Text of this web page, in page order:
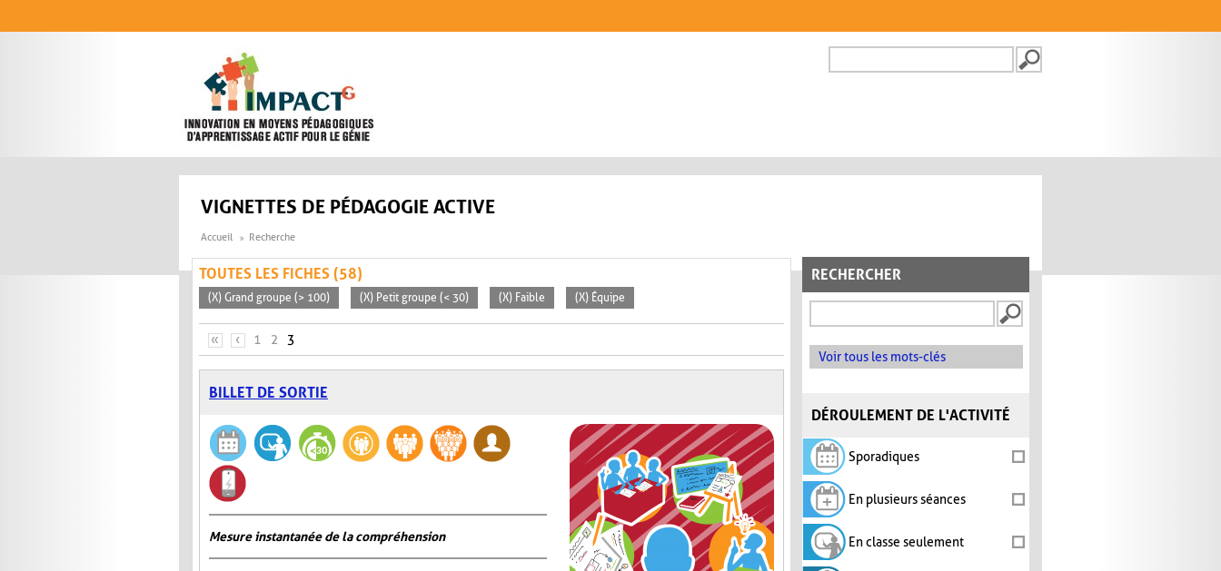
FORMULAIRE DE
VIGNETTES DE PÉDAGOGIE ACTIVE
Accueil Recherche
RECHERCHER
Voir tous les mots-clés
DÉROULEMENT DE L'ACTIVITÉ
Sporadiques
En plusieurs séances
En classe seulement
TOUTES LES FICHES (58)
(X) Grand groupe (> 100) (X) Petit groupe (< 30) (X) Faible (X) Équipe
PAGES
« ‹ 1 2 3
BILLET DE SORTIE
Mesure instantanée de la compréhension